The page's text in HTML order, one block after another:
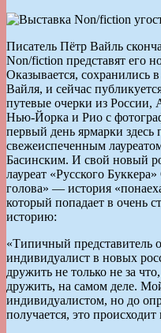
Писатель Пётр Вайль
Non/fiction представят его
Оказывается, сохранились
Вайля, и сейчас
путевые очерки из России,
Нью-Йорка и Рио с
первый день ярмарки здесь
свежеиспеченным
Басинским. И свой новый
лауреат «Русского
голова» — история
который попадает в очень
историю:
«Типичный представитель
индивидуалист в новых
дружить не только не за
дружить, на самом деле.
индивидуалистом, но до
получается, это